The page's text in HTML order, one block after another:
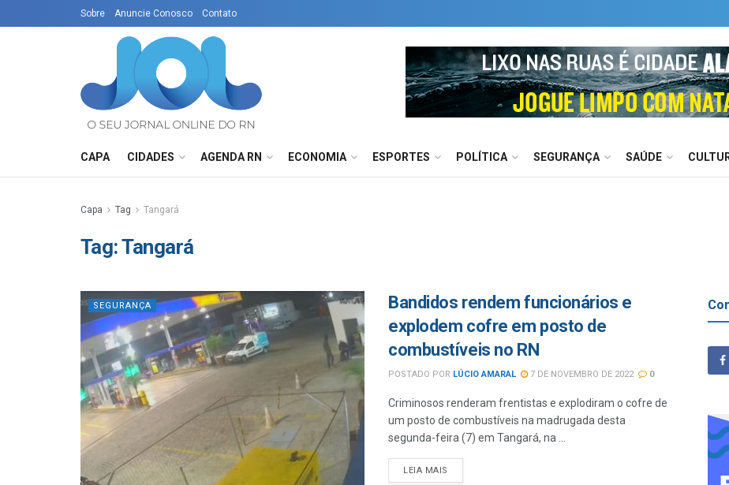
Sobre Anuncie Conosco Contato
CAPA CIDADES AGENDA RN ECONOMIA ESPORTES POLÍTICA SEGURANÇA SAÚDE
Capa Tag Tangará
Tag:Tangará
SEGURANÇA
Bandidos rendem funcionários e
explodem cofre em posto de
combustíveis no RN
POSTADO POR LÚCIO AMARAL 7 DE NOVEMBRO DE 2022 0
Criminosos renderam frentistas e explodiram o cofre de
um posto de combustíveis na madrugada desta
segunda-feira (7) em Tangará, na ...
LEIA MAIS